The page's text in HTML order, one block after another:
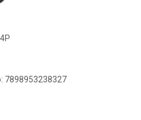
7898953238327